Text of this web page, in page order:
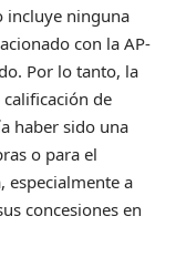
incluye ninguna
con la AP-
Por lo tanto, la
de
haber sido una
o para el
especialmente a
concesiones en